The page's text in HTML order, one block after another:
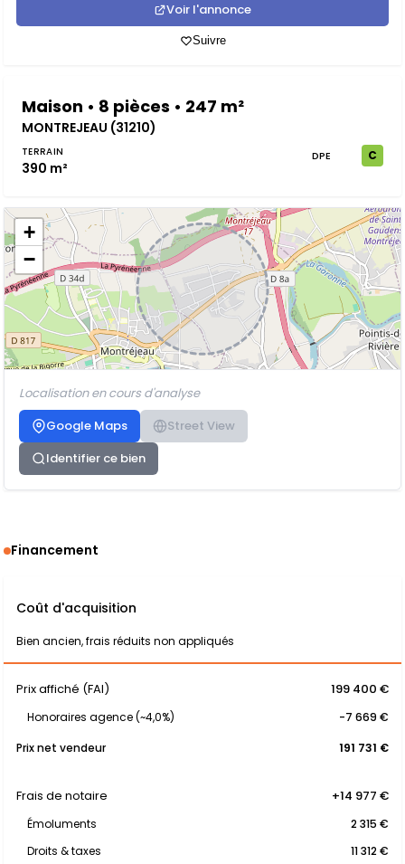
Voir l'annonce
Suivre
Maison • 8 pièces • 247 m²
MONTREJEAU (31210)
TERRAIN
390 m²
DPE C
+
−
Localisation en cours d'analyse
Google Maps
Street View
Identifier ce bien
Financement
Coût d'acquisition
Bien ancien, frais réduits non appliqués
Prix affiché (FAI) 199 400 €
Honoraires agence (~4,0%)
-7 669 €
Prix net vendeur
191 731 €
Frais de notaire +14 977 €
Émoluments
2 315 €
Droits & taxes
11 312 €